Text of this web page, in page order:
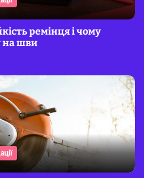
ремінця і чому
на шви